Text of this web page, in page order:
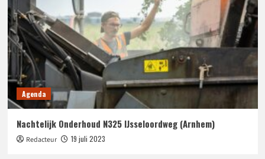
Agenda
Nachtelijk Onderhoud N325 IJsseloordweg (Arnhem)
Redacteur 19 juli 2023